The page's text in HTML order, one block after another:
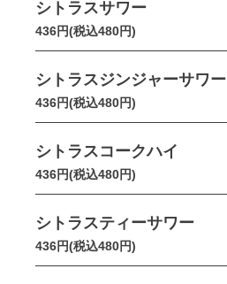
シトラスサワー
436円(税込480円)
シトラスジンジャーサワー
436円(税込480円)
シトラスコークハイ
436円(税込480円)
シトラスティーサワー
436円(税込480円)